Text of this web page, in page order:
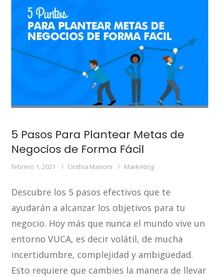
5 Pasos Para Plantear Metas de
Negocios de Forma Fácil
febrero 1, 2021 Cinthia Mancini Marketing
Descubre los 5 pasos efectivos que te
ayudarán a alcanzar los objetivos para tu
negocio. Hoy más que nunca el mundo vive un
entorno VUCA, es decir volátil, de mucha
incertidumbre, complejidad y ambigüedad.
Esto requiere que cambies la manera de llevar